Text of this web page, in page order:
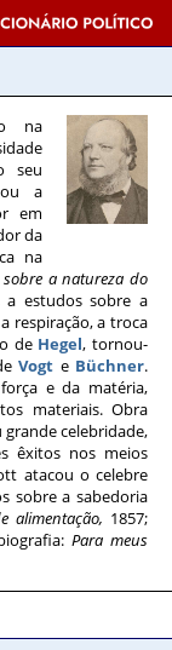
na
seu
a
em
da
na
sobre a natureza do
a estudos sobre a
respiração, a troca
de Hegel, tornou-
Vogt e Büchner.
e da matéria,
materiais. Obra
celebridade,
êxitos nos meios
atacou o celebre
sobre a sabedoria
alimentação, 1857;
Para meus